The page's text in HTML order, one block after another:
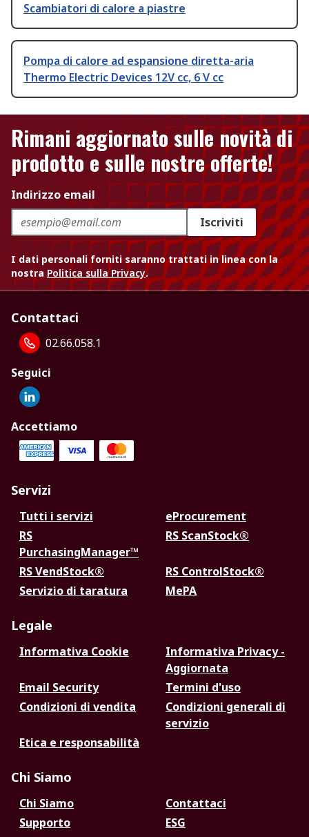
Scambiatori di calore a piastre
Pompa di calore ad espansione diretta-aria
Thermo Electric Devices 12V cc, 6 V cc
Rimani aggiornato sulle novità di
prodotto e sulle nostre offerte!
Indirizzo email
Iscriviti
I dati personali forniti saranno trattati in linea con la
nostra Politica sulla Privacy.
Contattaci
02.66.058.1
Seguici
Accettiamo
Servizi
Tutti i servizi
eProcurement
RS
PurchasingManager™
RS ScanStock®
RS VendStock®
RS ControlStock®
Servizio di taratura
MePA
Legale
Informativa Cookie
Informativa Privacy -
Aggiornata
Email Security
Termini d'uso
Condizioni di vendita
Condizioni generali di
servizio
Etica e responsabilità
Chi Siamo
Chi Siamo
Contattaci
Supporto
ESG